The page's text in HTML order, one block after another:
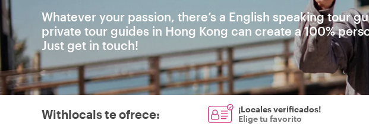
Whatever your passion, there’s a English speaking tour
private tour guides in Hong Kong can create a 100%
Just get in touch!
Withlocals te ofrece:
¡Locales verificados!
Elige tu favorito